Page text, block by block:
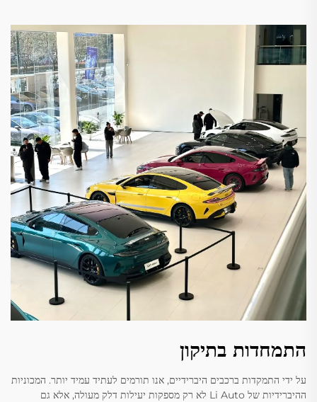
התמחדות בתיקון
על ידי התמקדות ברכבים היברידיים, אנו תורמים לעתיד עמיד יותר. המכוניות
ההיברידיות של Li Auto לא רק מספקות יעילות דלק מעולה, אלא גם